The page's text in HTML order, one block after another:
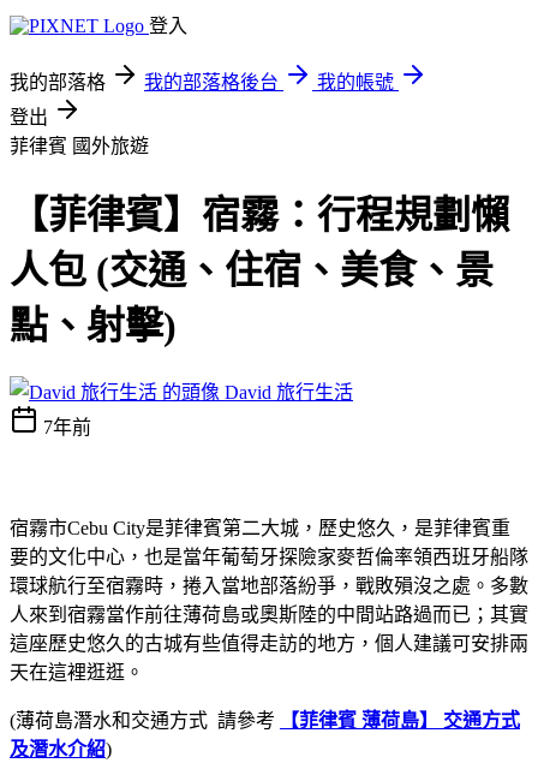
登入
我的部落格 我的部落格後台
我的帳號
登出
菲律賓 國外旅遊
【菲律賓】宿霧：行程規劃懶
人包 (交通、住宿、美食、景
點、射擊)
David 旅行生活
7年前
宿霧市Cebu City是菲律賓第二大城，歷史悠久，是菲律賓重
要的文化中心，也是當年葡萄牙探險家麥哲倫率領西班牙船隊
環球航行至宿霧時，捲入當地部落紛爭，戰敗殞沒之處。 多數
人來到宿霧當作前往薄荷島或奧斯陸的中間站路過而已；其實
這座歷史悠久的古城有些值得走訪的地方，個人建議可安排兩
天在這裡逛逛。
(薄荷島潛水和交通方式 請參考
【菲律賓 薄荷島】 交通方式
及潛水介紹)